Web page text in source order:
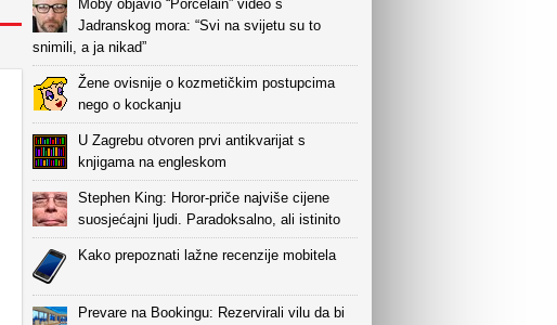
Moby objavio “Porcelain” video s
Jadranskog mora: “Svi na svijetu su to
snimili, a ja nikad”
Žene ovisnije o kozmetičkim postupcima
nego o kockanju
U Zagrebu otvoren prvi antikvarijat s
knjigama na engleskom
Stephen King: Horor-priče najviše cijene
suosjećajni ljudi. Paradoksalno, ali istinito
Kako prepoznati lažne recenzije mobitela
Prevare na Bookingu: Rezervirali vilu da bi